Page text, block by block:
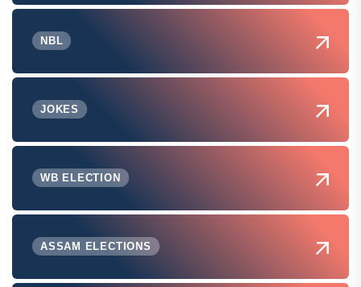
NBL
JOKES
WB ELECTION
ASSAM ELECTIONS